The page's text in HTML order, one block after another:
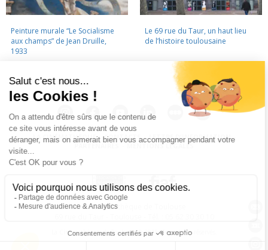
Peinture murale “Le Socialisme
aux champs” de Jean Druille,
1933
Le 69 rue du Taur, un haut lieu
de l’histoire toulousaine
LA CINÉMATHÈQUE · CONTACTS · LETTRE D'INFORMATION ·
PARTENAIRES
MENTIONS LÉGALES
La Cinémathèque de Toulouse
La Cinémathèque de Toulouse © 2015. Tous droits réservés.